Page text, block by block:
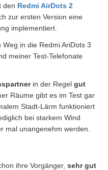
den Redmi AirDots 2
zur ersten Version eine
implementiert.
in die Redmi AriDots 3
meiner Test-Telefonate
in der Regel gut
Räume gibt es im Test gar
Stadt-Lärm funktioniert
bei starkem Wind
mal unangenehm werden.
ihre Vorgänger, sehr gut